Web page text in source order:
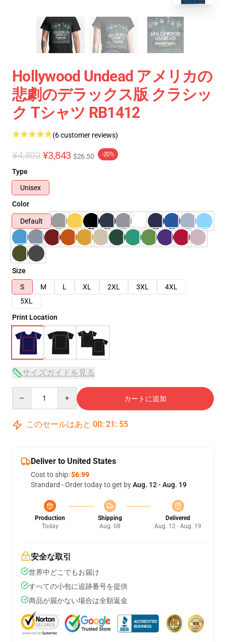
Hollywood Undead アメリカの
悲劇のデラックス版 クラシッ
ク Tシャツ RB1412
(6 customer reviews)
¥4,803 ¥3,843 $26.50 -20%
Type
Unisex
Color
Default
Size
S
M L XL 2XL 3XL
4XL
5XL
Print Location
サイズガイドを見る
カートに追加
このセールはあと 00: 21 : 54
Deliver to United States
Cost to ship:$6.99
Standard - Order today to get byAug. 12 - Aug. 19
Production
Today
Shipping
Aug. 08
Delivered
Aug. 12 - Aug. 19
安全な取引
世界中どこでもお届け
すべての小包に追跡番号を提供
商品が届かない場合は全額返金